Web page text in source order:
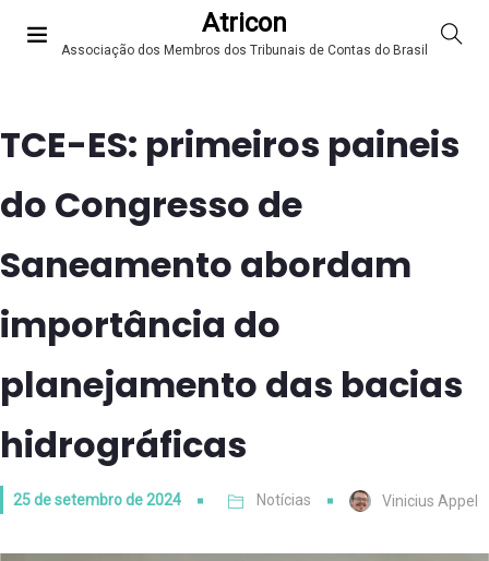
Atricon
Associação dos Membros dos Tribunais de Contas do Brasil
TCE-ES: primeiros paineis
do Congresso de
Saneamento abordam
importância do
planejamento das bacias
hidrográficas
25 de setembro de 2024 Notícias Vinicius Appel